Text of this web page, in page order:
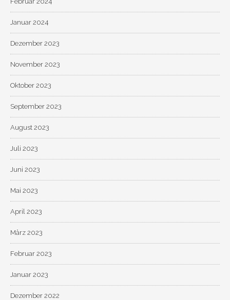
Januar 2024
Dezember 2023
November 2023
Oktober 2023
September 2023
August 2023
Juli 2023
Juni 2023
Mai 2023
April 2023
März 2023
Februar 2023
Januar 2023
Dezember 2022